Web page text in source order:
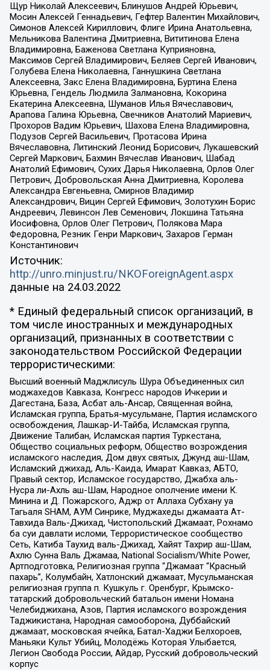
Щур Николай Алексеевич, Блинушов Андрей Юрьевич,
Мосин Алексей Геннадьевич, Гефтер Валентин Михайлович,
Симонов Алексей Кириллович, Флиге Ирина Анатольевна,
Мельникова Валентина Дмитриевна, Вититинова Елена
Владимировна, Баженова Светлана Куприяновна,
Максимов Сергей Владимирович, Беляев Сергей Иванович,
Голубева Елена Николаевна, Ганнушкина Светлана
Алексеевна, Закс Елена Владимировна, Буртина Елена
Юрьевна, Гендель Людмила Залмановна, Кокорина
Екатерина Алексеевна, Шуманов Илья Вячеславович,
Арапова Галина Юрьевна, Свечников Анатолий Мариевич,
Прохоров Вадим Юрьевич, Шахова Елена Владимировна,
Подузов Сергей Васильевич, Протасова Ирина
Вячеславовна, Литинский Леонид Борисович, Лукашевский
Сергей Маркович, Бахмин Вячеслав Иванович, Шабад
Анатолий Ефимович, Сухих Дарья Николаевна, Орлов Олег
Петрович, Добровольская Анна Дмитриевна, Королева
Александра Евгеньевна, Смирнов Владимир
Александрович, Вицин Сергей Ефимович, Золотухин Борис
Андреевич, Левинсон Лев Семенович, Локшина Татьяна
Иосифовна, Орлов Олег Петрович, Полякова Мара
Федоровна, Резник Генри Маркович, Захаров Герман
Константинович
Источник:
http://unro.minjust.ru/NKOForeignAgent.aspx
данные на 24.03.2022
* Единый федеральный список организаций, в
том числе иностранных и международных
организаций, признанных в соответствии с
законодательством Российской Федерации
террористическими:
Высший военный Маджлисуль Шура Объединенных сил
моджахедов Кавказа, Конгресс народов Ичкерии и
Дагестана, База, Асбат аль-Ансар, Священная война,
Исламская группа, Братья-мусульмане, Партия исламского
освобождения, Лашкар-И-Тайба, Исламская группа,
Движение Талибан, Исламская партия Туркестана,
Общество социальных реформ, Общество возрождения
исламского наследия, Дом двух святых, Джунд аш-Шам,
Исламский джихад, Аль-Каида, Имарат Кавказ, АБТО,
Правый сектор, Исламское государство, Джабха аль-
Нусра ли-Ахль аш-Шам, Народное ополчение имени К.
Минина и Д. Пожарского, Аджр от Аллаха Субхану уа
Тагьаля SHAM, АУМ Синрике, Муджахеды джамаата Ат-
Тавхида Валь-Джихад, Чистопольский Джамаат, Рохнамо
ба суи давлати исломи, Террористическое сообщество
Сеть, Катиба Таухид валь-Джихад, Хайят Тахрир аш-Шам,
Ахлю Сунна Валь Джамаа, National Socialism/White Power,
Артподготовка, Религиозная группа “Джамаат “Красный
пахарь”, Колумбайн, Хатлонский джамаат, Мусульманская
религиозная группа п. Кушкуль г. Оренбург, Крымско-
татарский добровольческий батальон имени Номана
Челебиджихана, Азов, Партия исламского возрождения
Таджикистана, Народная самооборона, Дуббайский
джамаат, московская ячейка, Батал-Хаджи Белхороев,
Маньяки Культ Убийц, Молодёжь Которая Улыбается,
Легион Свобода России, Айдар, Русский добровольческий
корпус